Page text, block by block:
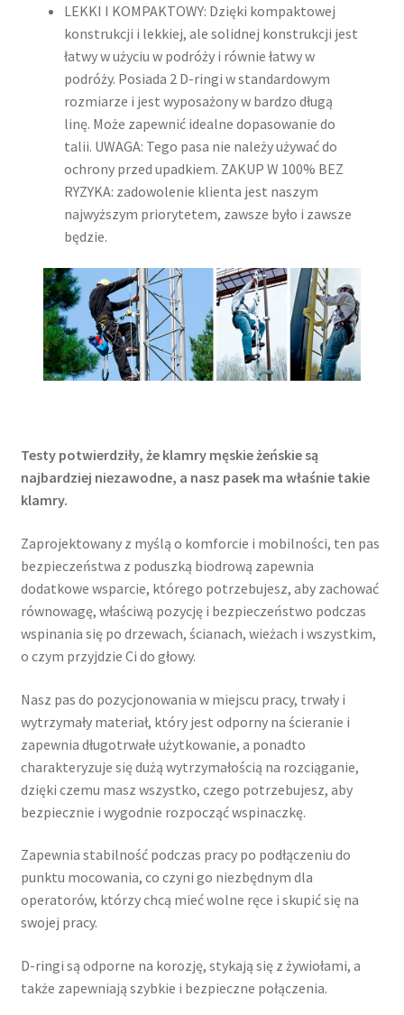
LEKKI I KOMPAKTOWY: Dzięki kompaktowej
konstrukcji i lekkiej, ale solidnej konstrukcji jest
łatwy w użyciu w podróży i równie łatwy w
podróży. Posiada 2 D-ringi w standardowym
rozmiarze i jest wyposażony w bardzo długą
linę. Może zapewnić idealne dopasowanie do
talii. UWAGA: Tego pasa nie należy używać do
ochrony przed upadkiem. ZAKUP W 100% BEZ
RYZYKA: zadowolenie klienta jest naszym
najwyższym priorytetem, zawsze było i zawsze
będzie.
Testy potwierdziły, że klamry męskie żeńskie są
najbardziej niezawodne, a nasz pasek ma właśnie takie
klamry.
Zaprojektowany z myślą o komforcie i mobilności, ten pas
bezpieczeństwa z poduszką biodrową zapewnia
dodatkowe wsparcie, którego potrzebujesz, aby zachować
równowagę, właściwą pozycję i bezpieczeństwo podczas
wspinania się po drzewach, ścianach, wieżach i wszystkim,
o czym przyjdzie Ci do głowy.
Nasz pas do pozycjonowania w miejscu pracy, trwały i
wytrzymały materiał, który jest odporny na ścieranie i
zapewnia długotrwałe użytkowanie, a ponadto
charakteryzuje się dużą wytrzymałością na rozciąganie,
dzięki czemu masz wszystko, czego potrzebujesz, aby
bezpiecznie i wygodnie rozpocząć wspinaczkę.
Zapewnia stabilność podczas pracy po podłączeniu do
punktu mocowania, co czyni go niezbędnym dla
operatorów, którzy chcą mieć wolne ręce i skupić się na
swojej pracy.
D-ringi są odporne na korozję, stykają się z żywiołami, a
także zapewniają szybkie i bezpieczne połączenia.